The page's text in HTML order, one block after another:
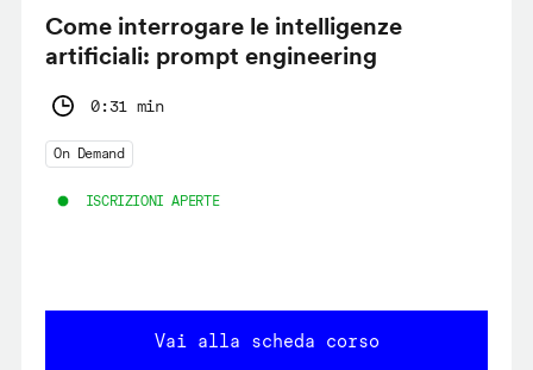
Come interrogare le intelligenze
artificiali: prompt engineering
0:31 min
On Demand
ISCRIZIONI APERTE
Vai alla scheda corso